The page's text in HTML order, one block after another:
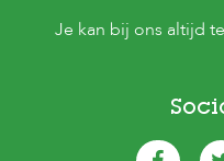
Je kan bij ons altijd